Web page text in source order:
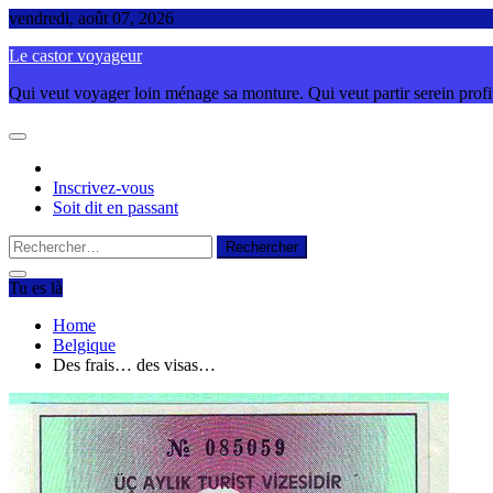
Skip
content
vendredi, août 07, 2026
Le castor voyageur
Qui veut voyager loin ménage sa monture. Qui veut partir serein
Inscrivez-vous
Soit dit en passant
Rechercher :
Tu es là
Home
Belgique
Des frais… des visas…